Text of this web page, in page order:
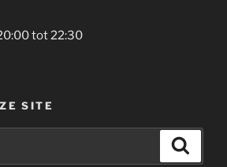
tot 22:30
SITE